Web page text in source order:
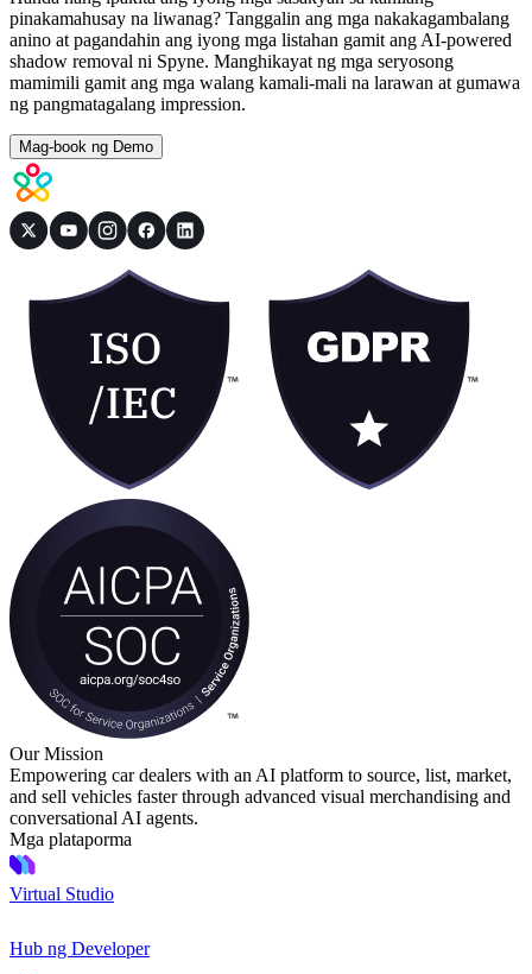
pinakamahusay na liwanag? Tanggalin ang mga nakakagambalang
anino at pagandahin ang iyong mga listahan gamit ang AI-powered
shadow removal ni Spyne. Manghikayat ng mga seryosong
mamimili gamit ang mga walang kamali-mali na larawan at gumawa
ng pangmatagalang impression.
Mag-book ng Demo
Our Mission
Empowering car dealers with an AI platform to source, list, market,
and sell vehicles faster through advanced visual merchandising and
conversational AI agents.
Mga plataporma
Virtual Studio
Hub ng Developer